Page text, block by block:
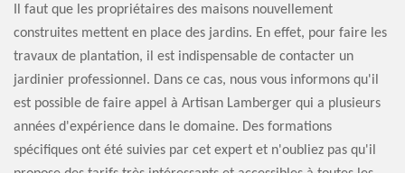
Il faut que les propriétaires des maisons nouvellement
construites mettent en place des jardins. En effet, pour faire les
travaux de plantation, il est indispensable de contacter un
jardinier professionnel. Dans ce cas, nous vous informons qu'il
est possible de faire appel à Artisan Lamberger qui a plusieurs
années d'expérience dans le domaine. Des formations
spécifiques ont été suivies par cet expert et n'oubliez pas qu'il